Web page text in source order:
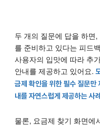
두 개의 질문에 답을 하면
를 준비하고 있다는 피드
사용자의 입맛에 따라 추
안내를 제공하고 있어요.
금제 확인을 위한 필수 질문만
내를 자연스럽게 제공하는 사
물론, 요금제 찾기 화면에